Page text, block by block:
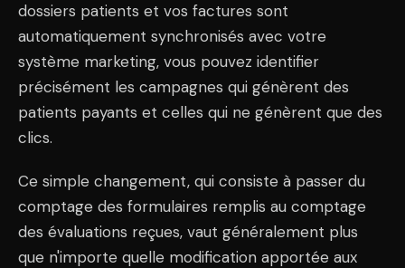
dossiers patients et vos factures sont
automatiquement synchronisés avec votre
système marketing, vous pouvez identifier
précisément les campagnes qui génèrent des
patients payants et celles qui ne génèrent que des
clics.
Ce simple changement, qui consiste à passer du
comptage des formulaires remplis au comptage
des évaluations reçues, vaut généralement plus
que n'importe quelle modification apportée aux